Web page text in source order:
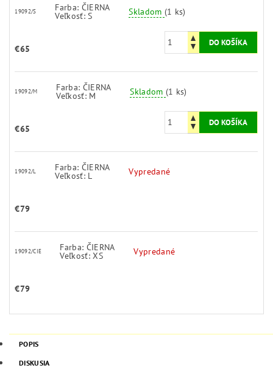
19092/S Farba: ČIERNA
Veľkosť: S Skladom (1 ks)
€65
19092/M Farba: ČIERNA
Veľkosť: M Skladom (1 ks)
€65
19092/L Farba: ČIERNA
Veľkosť: L Vypredané
€79
19092/CIE Farba: ČIERNA
Veľkosť: XS Vypredané
€79
POPIS
DISKUSIA